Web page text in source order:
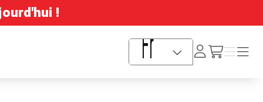
!
Sélecteur de langue
Se
connecter/fr/cart
Menu
Menu